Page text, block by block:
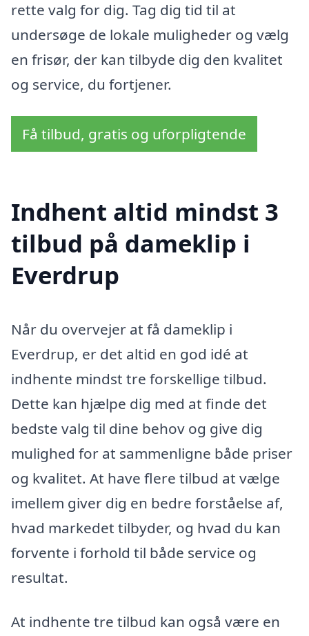
rette valg for dig. Tag dig tid til at
undersøge de lokale muligheder og vælg
en frisør, der kan tilbyde dig den kvalitet
og service, du fortjener.
Få tilbud, gratis og uforpligtende
Indhent altid mindst 3
tilbud på dameklip i
Everdrup
Når du overvejer at få dameklip i
Everdrup, er det altid en god idé at
indhente mindst tre forskellige tilbud.
Dette kan hjælpe dig med at finde det
bedste valg til dine behov og give dig
mulighed for at sammenligne både priser
og kvalitet. At have flere tilbud at vælge
imellem giver dig en bedre forståelse af,
hvad markedet tilbyder, og hvad du kan
forvente i forhold til både service og
resultat.
At indhente tre tilbud kan også være en